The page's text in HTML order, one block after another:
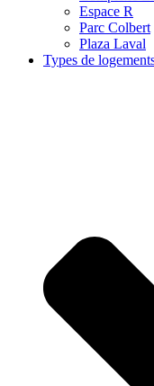
Espace R
Parc Colbert
Plaza Laval
Types de